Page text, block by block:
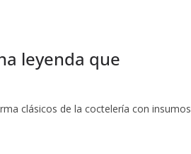
leyenda que
clásicos de la coctelería con insumos